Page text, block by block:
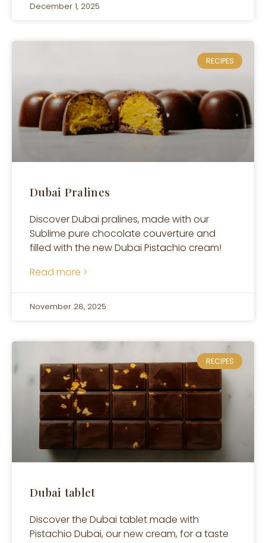
December 1, 2025
RECIPES
Dubai Pralines
Discover Dubai pralines, made with our
Sublime pure chocolate couverture and
filled with the new Dubai Pistachio cream!
Read more >
November 28, 2025
RECIPES
Dubai tablet
Discover the Dubai tablet made with
Pistachio Dubai, our new cream, for a taste